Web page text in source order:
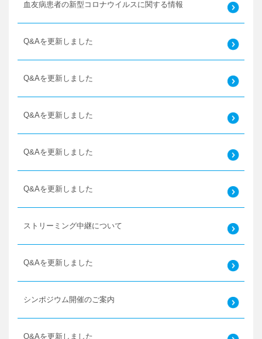
血友病患者の新型コロナウイルスに関する情報
Q&Aを更新しました
Q&Aを更新しました
Q&Aを更新しました
Q&Aを更新しました
Q&Aを更新しました
ストリーミング中継について
Q&Aを更新しました
シンポジウム開催のご案内
Q&Aを更新しました